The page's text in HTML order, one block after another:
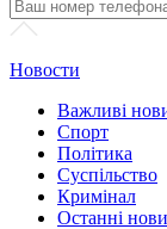
Новости
Важливі
Спорт
Політика
Суспільство
Кримінал
Останні